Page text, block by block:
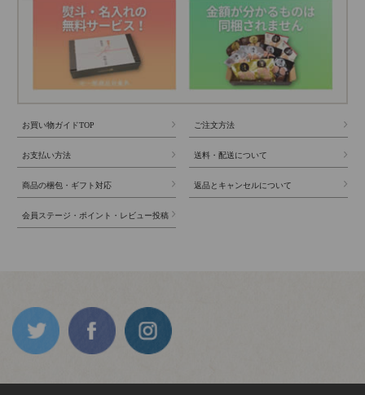
お買い物ガイドTOP ご注文方法
お支払い方法 送料・配送について
商品の梱包・ギフト対応 返品とキャンセルについて
会員ステージ・ポイント・レビュー投稿